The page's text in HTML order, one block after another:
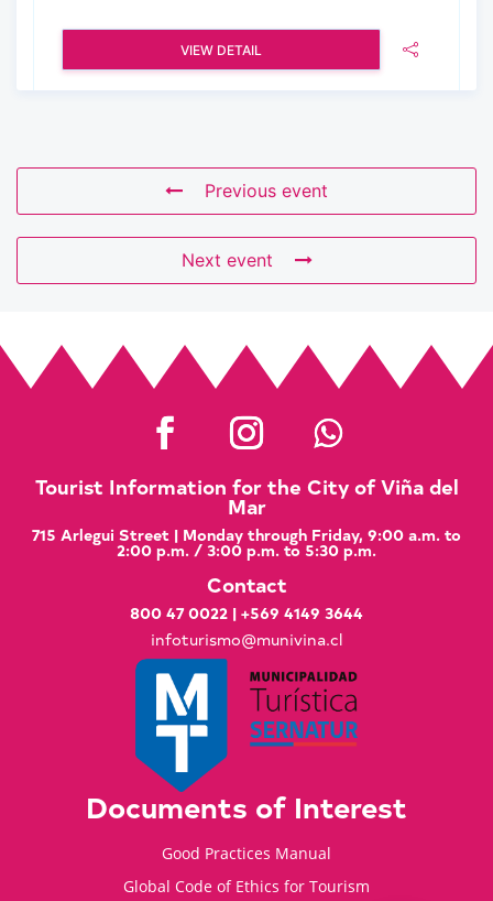
VIEW DETAIL
Previous event
Next event
Tourist Information for the City of Viña del
Mar
715 Arlegui Street | Monday through Friday, 9:00 a.m. to
2:00 p.m. / 3:00 p.m. to 5:30 p.m.
Contact
800 47 0022 | +569 4149 3644
infoturismo@munivina.cl
Documents of Interest
Good Practices Manual
Global Code of Ethics for Tourism